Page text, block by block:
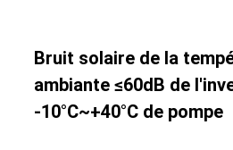
PRIVÉE
Bruit solaire de la
ambiante ≤60dB de
-10°C~+40°C de pompe